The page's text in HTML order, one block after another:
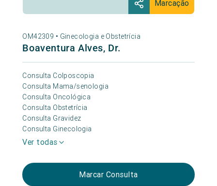
Marcação
OM42309 • Ginecologia e Obstetrícia
Boaventura Alves, Dr.
Consulta Colposcopia
Consulta Mama/senologia
Consulta Oncológica
Consulta Obstetrícia
Consulta Gravidez
Consulta Ginecologia
Ver todas
Marcar Consulta